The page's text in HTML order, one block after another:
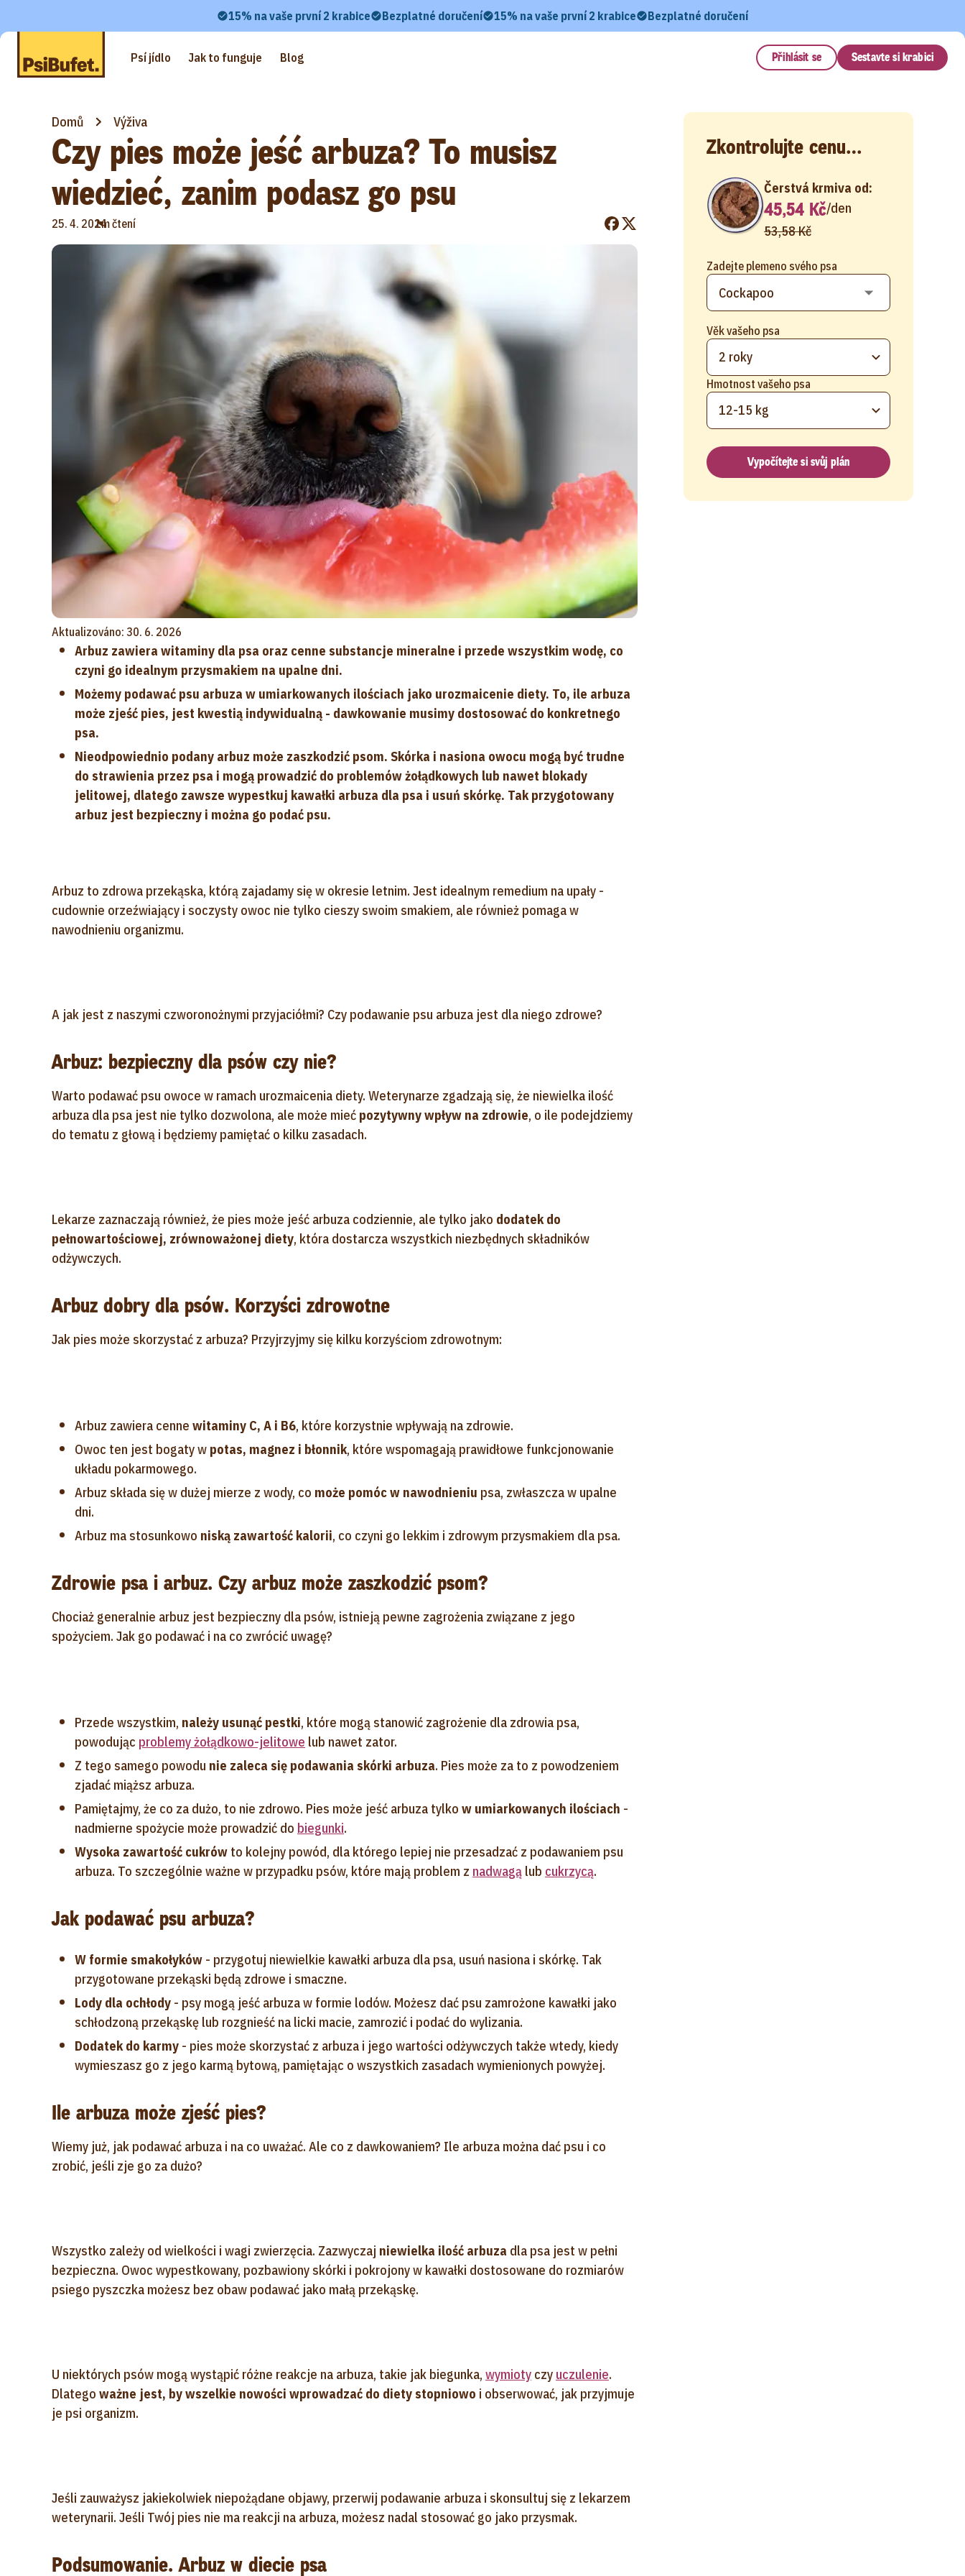
15% na vaše první 2 krabice Bezplatné doručení 15% na vaše první 2 krabice Bezplatné doručení
Psí jídlo Jak to funguje Blog Přihlásit se Sestavte si krabici
Domů Výživa
Czy pies może jeść arbuza? To musisz
wiedzieć, zanim podasz go psu
25. 4. 2024
•
1m čtení
Aktualizováno: 30. 6. 2026
Arbuz zawiera witaminy dla psa oraz cenne substancje mineralne i przede wszystkim wodę, co
czyni go idealnym przysmakiem na upalne dni.
Możemy podawać psu arbuza w umiarkowanych ilościach jako urozmaicenie diety. To, ile arbuza
może zjeść pies, jest kwestią indywidualną - dawkowanie musimy dostosować do konkretnego
psa.
Nieodpowiednio podany arbuz może zaszkodzić psom. Skórka i nasiona owocu mogą być trudne
do strawienia przez psa i mogą prowadzić do problemów żołądkowych lub nawet blokady
jelitowej, dlatego zawsze wypestkuj kawałki arbuza dla psa i usuń skórkę. Tak przygotowany
arbuz jest bezpieczny i można go podać psu.
Arbuz to zdrowa przekąska, którą zajadamy się w okresie letnim. Jest idealnym remedium na upały -
cudownie orzeźwiający i soczysty owoc nie tylko cieszy swoim smakiem, ale również pomaga w
nawodnieniu organizmu.
A jak jest z naszymi czworonożnymi przyjaciółmi? Czy podawanie psu arbuza jest dla niego zdrowe?
Arbuz: bezpieczny dla psów czy nie?
Warto podawać psu owoce w ramach urozmaicenia diety. Weterynarze zgadzają się, że niewielka ilość
arbuza dla psa jest nie tylko dozwolona, ale może mieć pozytywny wpływ na zdrowie, o ile podejdziemy
do tematu z głową i będziemy pamiętać o kilku zasadach.
Lekarze zaznaczają również, że pies może jeść arbuza codziennie, ale tylko jako dodatek do
pełnowartościowej, zrównoważonej diety, która dostarcza wszystkich niezbędnych składników
odżywczych.
Arbuz dobry dla psów. Korzyści zdrowotne
Jak pies może skorzystać z arbuza? Przyjrzyjmy się kilku korzyściom zdrowotnym:
Arbuz zawiera cenne witaminy C, A i B6, które korzystnie wpływają na zdrowie.
Owoc ten jest bogaty w potas, magnez i błonnik, które wspomagają prawidłowe funkcjonowanie
układu pokarmowego.
Arbuz składa się w dużej mierze z wody, co może pomóc w nawodnieniu psa, zwłaszcza w upalne
dni.
Arbuz ma stosunkowo niską zawartość kalorii, co czyni go lekkim i zdrowym przysmakiem dla psa.
Zdrowie psa i arbuz. Czy arbuz może zaszkodzić psom?
Chociaż generalnie arbuz jest bezpieczny dla psów, istnieją pewne zagrożenia związane z jego
spożyciem. Jak go podawać i na co zwrócić uwagę?
Przede wszystkim, należy usunąć pestki, które mogą stanowić zagrożenie dla zdrowia psa,
powodując problemy żołądkowo-jelitowe lub nawet zator.
Z tego samego powodu nie zaleca się podawania skórki arbuza. Pies może za to z powodzeniem
zjadać miąższ arbuza.
Pamiętajmy, że co za dużo, to nie zdrowo. Pies może jeść arbuza tylko w umiarkowanych ilościach -
nadmierne spożycie może prowadzić do biegunki.
Wysoka zawartość cukrów to kolejny powód, dla którego lepiej nie przesadzać z podawaniem psu
arbuza. To szczególnie ważne w przypadku psów, które mają problem z nadwagą lub cukrzycą.
Jak podawać psu arbuza?
W formie smakołyków - przygotuj niewielkie kawałki arbuza dla psa, usuń nasiona i skórkę. Tak
przygotowane przekąski będą zdrowe i smaczne.
Lody dla ochłody - psy mogą jeść arbuza w formie lodów. Możesz dać psu zamrożone kawałki jako
schłodzoną przekąskę lub rozgnieść na licki macie, zamrozić i podać do wylizania.
Dodatek do karmy - pies może skorzystać z arbuza i jego wartości odżywczych także wtedy, kiedy
wymieszasz go z jego karmą bytową, pamiętając o wszystkich zasadach wymienionych powyżej.
Ile arbuza może zjeść pies?
Wiemy już, jak podawać arbuza i na co uważać. Ale co z dawkowaniem? Ile arbuza można dać psu i co
zrobić, jeśli zje go za dużo?
Wszystko zależy od wielkości i wagi zwierzęcia. Zazwyczaj niewielka ilość arbuza dla psa jest w pełni
bezpieczna. Owoc wypestkowany, pozbawiony skórki i pokrojony w kawałki dostosowane do rozmiarów
psiego pyszczka możesz bez obaw podawać jako małą przekąskę.
U niektórych psów mogą wystąpić różne reakcje na arbuza, takie jak biegunka, wymioty czy uczulenie.
Dlatego ważne jest, by wszelkie nowości wprowadzać do diety stopniowo i obserwować, jak przyjmuje
je psi organizm.
Jeśli zauważysz jakiekolwiek niepożądane objawy, przerwij podawanie arbuza i skonsultuj się z lekarzem
weterynarii. Jeśli Twój pies nie ma reakcji na arbuza, możesz nadal stosować go jako przysmak.
Podsumowanie. Arbuz w diecie psa
Zkontrolujte cenu…
Zadejte plemeno svého psa
Věk vašeho psa
2 roky
Hmotnost vašeho psa
12-15 kg
Čerstvá krmiva od:
45,54 Kč/den
53,58 Kč
Vypočítejte si svůj plán